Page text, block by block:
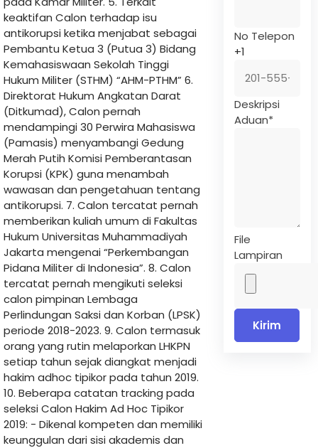
keaktifan Calon terhadap isu
antikorupsi ketika menjabat sebagai
Pembantu Ketua 3 (Putua 3) Bidang
Kemahasiswaan Sekolah Tinggi
Hukum Militer (STHM) “AHM-PTHM” 6.
Direktorat Hukum Angkatan Darat
(Ditkumad), Calon pernah
mendampingi 30 Perwira Mahasiswa
(Pamasis) menyambangi Gedung
Merah Putih Komisi Pemberantasan
Korupsi (KPK) guna menambah
wawasan dan pengetahuan tentang
antikorupsi. 7. Calon tercatat pernah
memberikan kuliah umum di Fakultas
Hukum Universitas Muhammadiyah
Jakarta mengenai “Perkembangan
Pidana Militer di Indonesia”. 8. Calon
tercatat pernah mengikuti seleksi
calon pimpinan Lembaga
Perlindungan Saksi dan Korban (LPSK)
periode 2018-2023. 9. Calon termasuk
orang yang rutin melaporkan LHKPN
setiap tahun sejak diangkat menjadi
hakim adhoc tipikor pada tahun 2019.
10. Beberapa catatan tracking pada
seleksi Calon Hakim Ad Hoc Tipikor
2019: - Dikenal kompeten dan memiliki
keunggulan dari sisi akademis dan
No Telepon
+1
Deskripsi
Aduan*
File
Lampiran
Kirim